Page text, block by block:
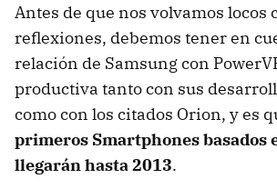
Antes de que nos volvamos locos
reflexiones, debemos tener en
relación de Samsung con
productiva tanto con sus
como con los citados Orion, y es
primeros Smartphones basados
llegarán hasta 2013.